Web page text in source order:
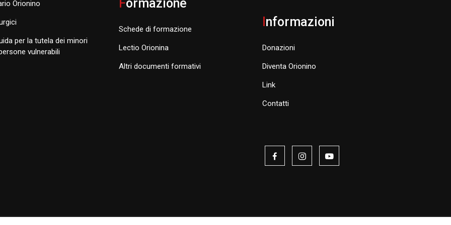
Orionino
per la tutela dei minori
vulnerabili
Formazione
Schede di formazione
Lectio Orionina
Altri documenti formativi
nformazioni
Donazioni
Diventa Orionino
Link
Contatti